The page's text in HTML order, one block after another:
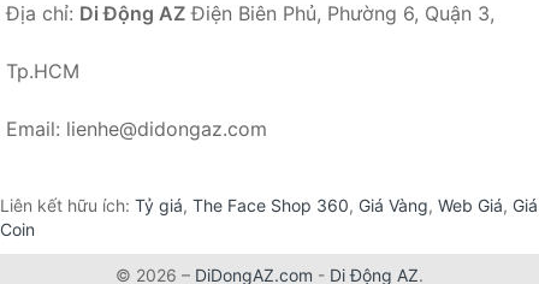
Địa chỉ: Di Động AZ Điện Biên Phủ, Phường 6, Quận 3,
Tp.HCM
Email: lienhe@didongaz.com
Liên kết hữu ích: Tỷ giá, The Face Shop 360, Giá Vàng, Web Giá, Giá
Coin
© 2026 – DiDongAZ.com - Di Động AZ.